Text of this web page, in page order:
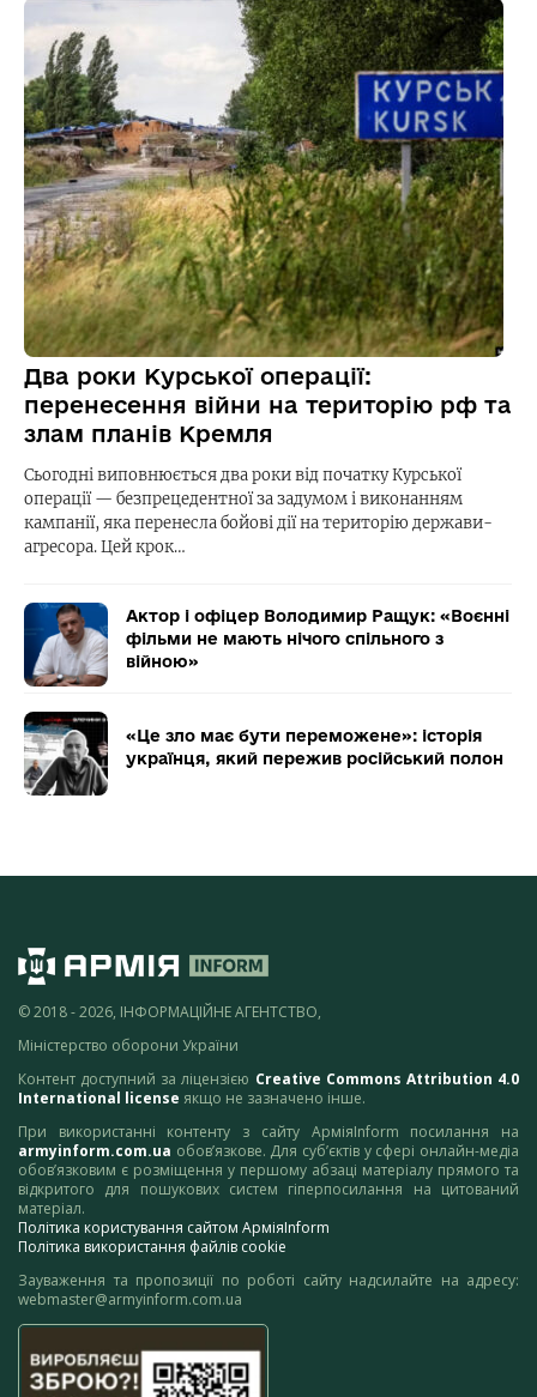
Два роки Курської операції:
перенесення війни на територію рф та
злам планів Кремля
Сьогодні виповнюється два роки від початку Курської
операції — безпрецедентної за задумом і виконанням
кампанії, яка перенесла бойові дії на територію держави-
агресора. Цей крок…
Актор і офіцер Володимир Ращук: «Воєнні
фільми не мають нічого спільного з
війною»
«Це зло має бути переможене»: історія
українця, який пережив російський полон
© 2018 - 2026, ІНФОРМАЦІЙНЕ АГЕНТСТВО,
Міністерство оборони України
Контент доступний за ліцензією Creative Commons Attribution 4.0
International license якщо не зазначено інше.
При використанні контенту з сайту АрміяInform посилання на
armyinform.com.ua обов’язкове. Для суб’єктів у сфері онлайн-медіа
обов’язковим є розміщення у першому абзаці матеріалу прямого та
відкритого для пошукових систем гіперпосилання на цитований
матеріал.
Політика користування сайтом АрміяInform
Політика використання файлів cookie
Зауваження та пропозиції по роботі сайту надсилайте на адресу:
webmaster@armyinform.com.ua